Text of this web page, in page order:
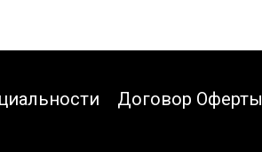
Договор Оферты